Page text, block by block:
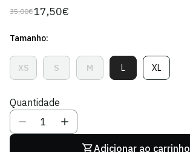
Preço
35,00€
Preço
venda
17,50€
Tamanho:
XSVariante
Esgotada
Indisponível
SVariante
Esgotada
Indisponível
MVariante
Esgotada
LVariante
Esgotada
XLVariante
Esgotada
Quantidade
Adicionar ao carrinho